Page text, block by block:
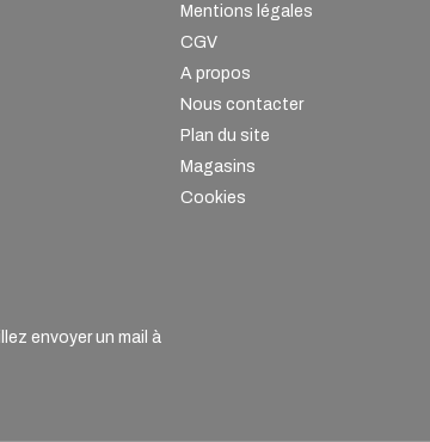
Mentions légales
CGV
A propos
Nous contacter
Plan du site
Magasins
Cookies
envoyer un mail à